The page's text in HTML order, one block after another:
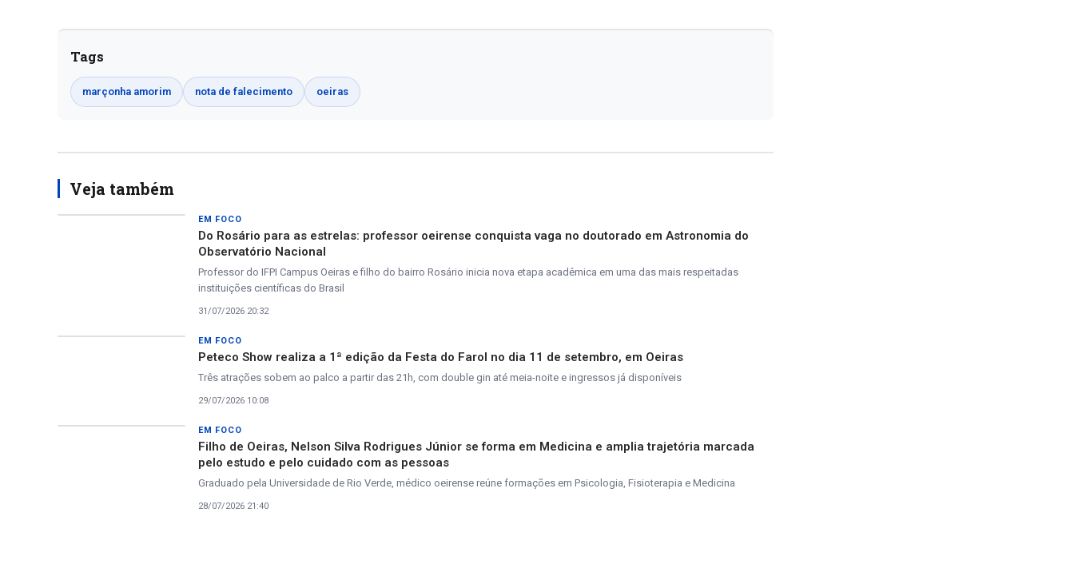
Tags
marçonha amorim nota de falecimento oeiras
Veja também
EM FOCO
Do Rosário para as estrelas: professor oeirense conquista vaga no doutorado em Astronomia do
Observatório Nacional
Professor do IFPI Campus Oeiras e filho do bairro Rosário inicia nova etapa acadêmica em uma das mais respeitadas
instituições científicas do Brasil
31/07/2026 20:32
EM FOCO
Peteco Show realiza a 1ª edição da Festa do Farol no dia 11 de setembro, em Oeiras
Três atrações sobem ao palco a partir das 21h, com double gin até meia-noite e ingressos já disponíveis
29/07/2026 10:08
EM FOCO
Filho de Oeiras, Nelson Silva Rodrigues Júnior se forma em Medicina e amplia trajetória marcada
pelo estudo e pelo cuidado com as pessoas
Graduado pela Universidade de Rio Verde, médico oeirense reúne formações em Psicologia, Fisioterapia e Medicina
28/07/2026 21:40